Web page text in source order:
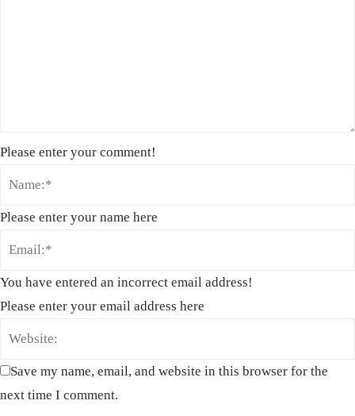
Please enter your comment!
Please enter your name here
You have entered an incorrect email address!
Please enter your email address here
Save my name, email, and website in this browser for the
next time I comment.